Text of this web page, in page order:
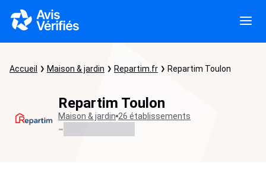
Accueil Maison & jardin Repartim.fr Repartim Toulon
Repartim Toulon
Maison & jardin 26 établissements
-